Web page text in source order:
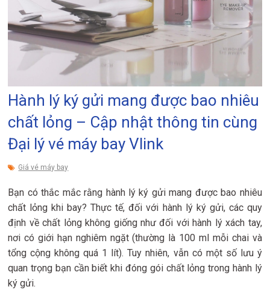
Hành lý ký gửi mang được bao nhiêu
chất lỏng – Cập nhật thông tin cùng
Đại lý vé máy bay Vlink
Giá vé máy bay
Bạn có thắc mắc rằng hành lý ký gửi mang được bao nhiêu
chất lỏng khi bay? Thực tế, đối với hành lý ký gửi, các quy
định về chất lỏng không giống như đối với hành lý xách tay,
nơi có giới hạn nghiêm ngặt (thường là 100 ml mỗi chai và
tổng cộng không quá 1 lít). Tuy nhiên, vẫn có một số lưu ý
quan trọng bạn cần biết khi đóng gói chất lỏng trong hành lý
ký gửi.